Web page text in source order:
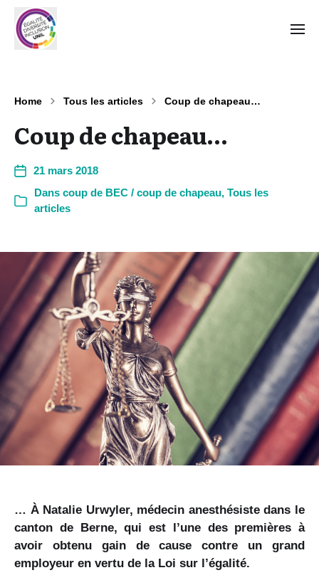
Home Tous les articles Coup de chapeau…
Coup de chapeau…
21 mars 2018
Dans coup de BEC / coup de chapeau, Tous les
articles
… À Natalie Urwyler, médecin anesthésiste dans le
canton de Berne, qui est l’une des premières à
avoir obtenu gain de cause contre un grand
employeur en vertu de la Loi sur l’égalité.